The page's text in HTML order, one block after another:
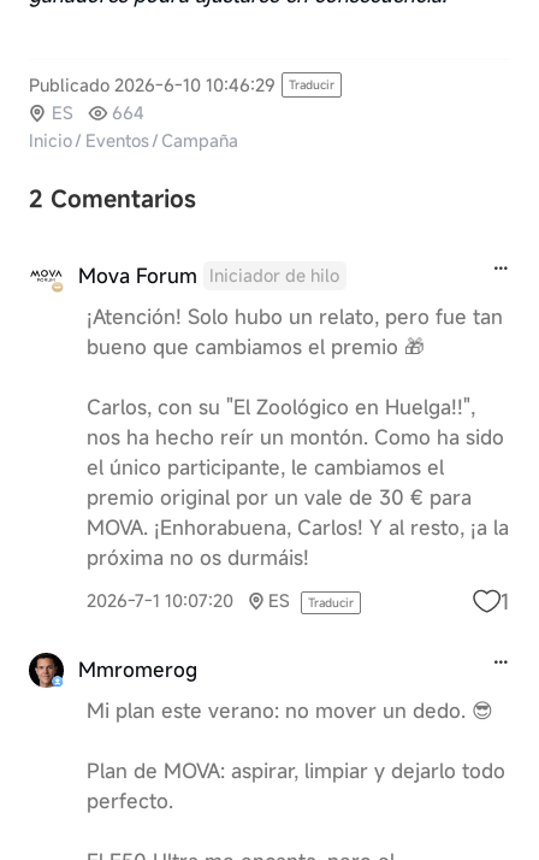
Publicado 2026-6-10 10:46:29 Traducir
ES
664
Inicio/ Eventos/ Campaña
2 Comentarios
Mova Forum Iniciador de hilo
¡Atención! Solo hubo un relato, pero fue tan
bueno que cambiamos el premio 🎁
Carlos, con su "El Zoológico en Huelga!!",
nos ha hecho reír un montón. Como ha sido
el único participante, le cambiamos el
premio original por un vale de 30 € para
MOVA. ¡Enhorabuena, Carlos! Y al resto, ¡a la
próxima no os durmáis!
2026-7-1 10:07:20 ES Traducir 1
Mmromerog
Mi plan este verano: no mover un dedo. 😎
Plan de MOVA: aspirar, limpiar y dejarlo todo
perfecto.